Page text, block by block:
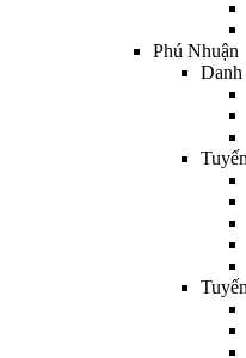
Phú Nhuận
Danh